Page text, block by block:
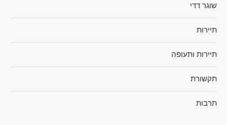
שוגר דדי
תיירות
תיירות ותעופה
תקשורת
תרבות